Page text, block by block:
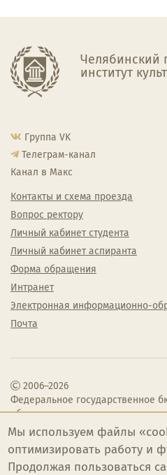
Челябинский
институт
Группа VK
Телеграм-канал
Канал в Макс
Контакты и схема проезда
Вопрос ректору
Личный кабинет студента
Личный кабинет аспиранта
Форма обращения
Интранет
Электронная информационно-
Почта
2006–2026
Федеральное государственное
образовательное учреждение
образования «Челябинский
институт культуры»
Мы используем файлы
оптимизировать работу и
Продолжая пользоваться